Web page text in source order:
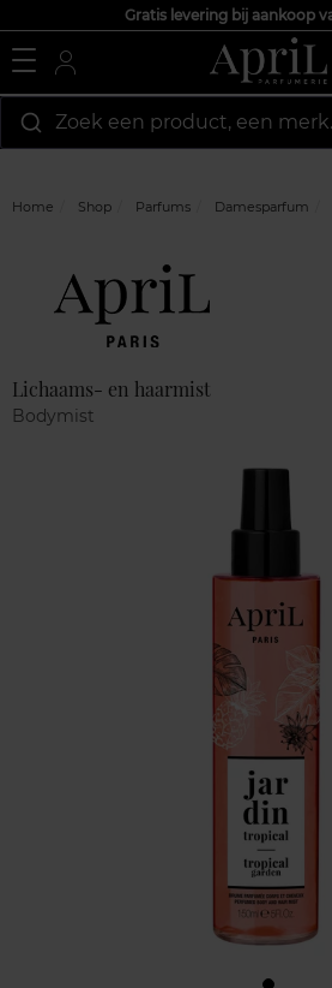
Gratis levering bij aankoop
Zoek een product, een
Home Shop Parfums Damesparfum
Lichaams- en haarmist
Bodymist